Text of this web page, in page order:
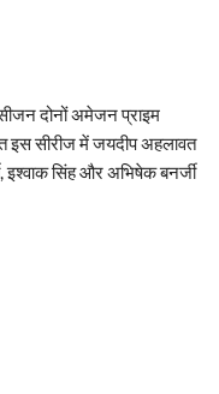
दोनों अमेजन प्राइम
इस सीरीज में जयदीप अहलावत
इश्वाक सिंह और अभिषेक बनर्जी